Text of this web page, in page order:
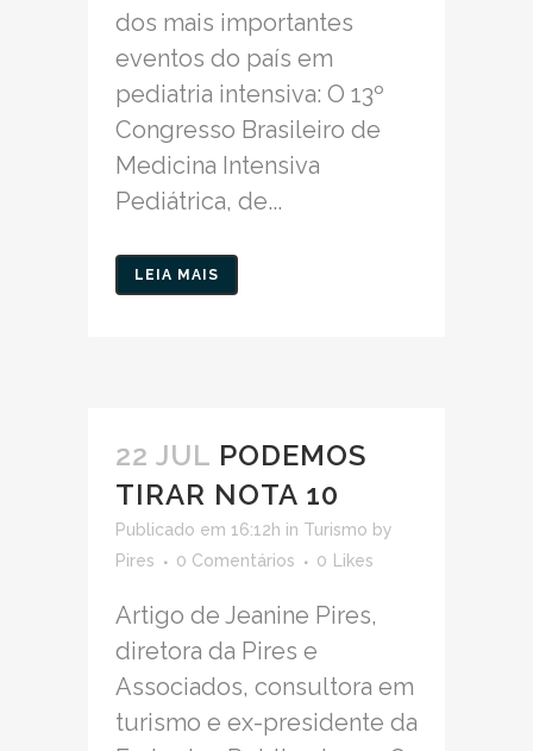
dos mais importantes
eventos do país em
pediatria intensiva: O 13º
Congresso Brasileiro de
Medicina Intensiva
Pediátrica, de...
LEIA MAIS
22 JUL PODEMOS
TIRAR NOTA 10
Publicado em 16:12h in Turismo by
Pires
0 Comentários 0 Likes
Artigo de Jeanine Pires,
diretora da Pires e
Associados, consultora em
turismo e ex-presidente da